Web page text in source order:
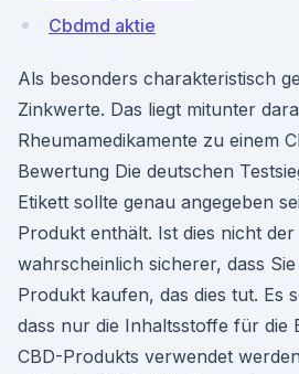
Cbdmd aktie
Als besonders charakteristisch
Zinkwerte. Das liegt mitunter
Rheumamedikamente zu einem
Bewertung Die deutschen
Etikett sollte genau angegeben
Produkt enthält. Ist dies nicht der
wahrscheinlich sicherer, dass
Produkt kaufen, das dies tut. Es
dass nur die Inhaltsstoffe für die
CBD-Produkts verwendet